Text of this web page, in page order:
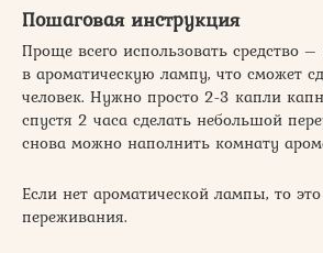
Пошаговая инструкция
Проще всего использовать средство –
в ароматическую лампу, что сможет
человек. Нужно просто 2-3 капли
спустя 2 часа сделать небольшой
снова можно наполнить комнату
Если нет ароматической лампы, то
переживания.